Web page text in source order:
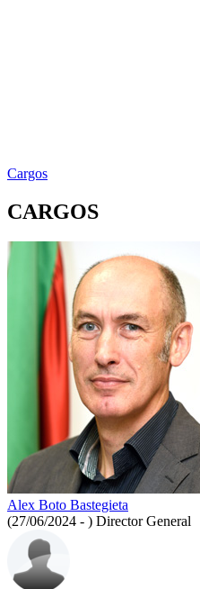
Cargos
CARGOS
Alex Boto Bastegieta
(27/06/2024 - ) Director General